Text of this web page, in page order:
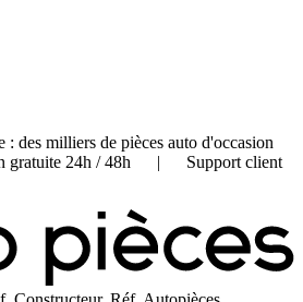
: des milliers de pièces auto d'occasion
24h / 48h | Support client